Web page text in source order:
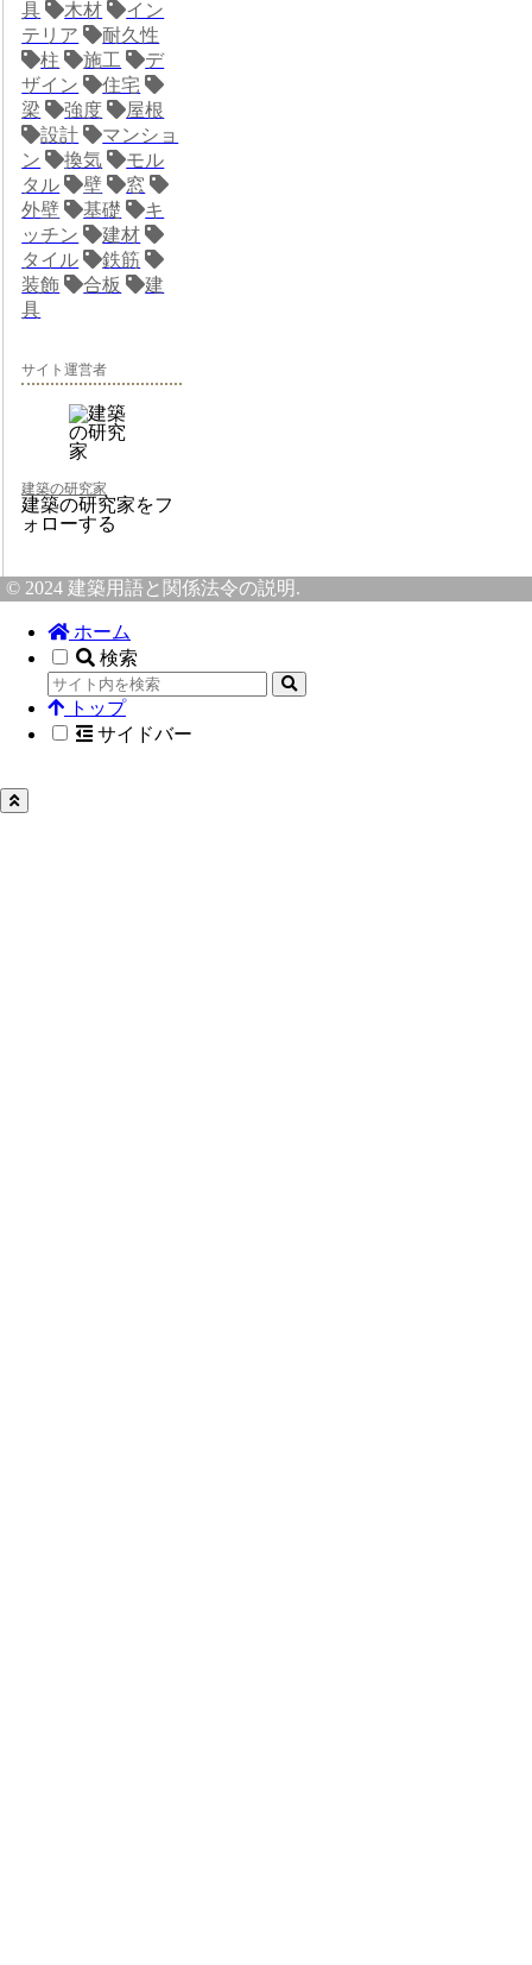
具 木材
イン
テリア
耐久性
柱
施工
デ
ザイン
住宅
梁
強度
屋根
設計
マンショ
ン
換気
モル
タル
壁
窓
外壁
基礎
キ
ッチン
建材
タイル
鉄筋
装飾
合板
建
具
サイト運営者
建築の研究家
建築の研究家をフ
ォローする
© 2024 建築用語と関係法令の説明.
ホーム
検索
トップ
サイドバー